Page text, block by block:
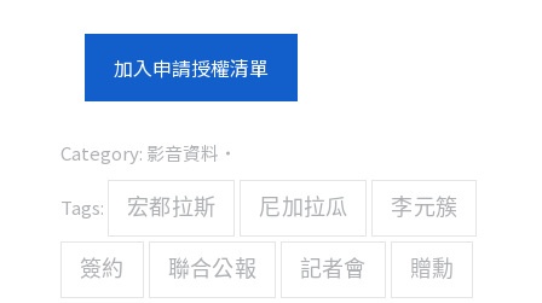
加入申請授權清單
Category: 影音資料
Tags: 宏都拉斯 尼加拉瓜 李元簇
簽約 聯合公報 記者會 贈勳